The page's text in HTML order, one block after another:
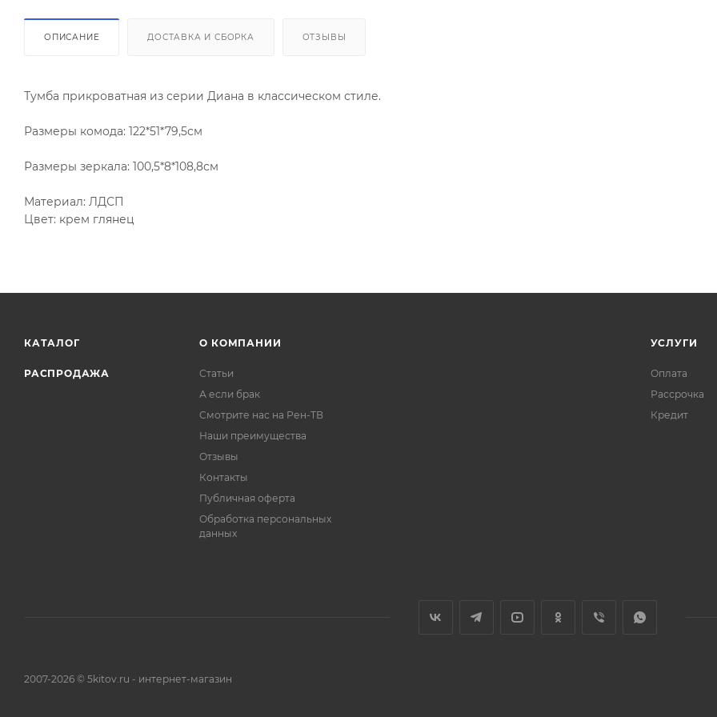
ОПИСАНИЕ ДОСТАВКА И СБОРКА ОТЗЫВЫ
Тумба прикроватная из серии Диана в классическом стиле.
Размеры комода: 122*51*79,5см
Размеры зеркала: 100,5*8*108,8см
Материал: ЛДСП
Цвет: крем глянец
КАТАЛОГ
РАСПРОДАЖА
О КОМПАНИИ
Статьи
А если брак
Смотрите нас на Рен-ТВ
Наши преимущества
Отзывы
Контакты
Публичная оферта
Обработка персональных
данных
УСЛУГИ
Оплата
Рассрочка
Кредит
2007-2026 © 5kitov.ru - интернет-магазин